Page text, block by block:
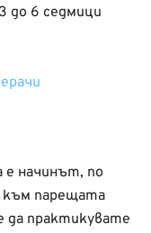
до 6 седмици
е начинът, по
към парещата
да практикувате